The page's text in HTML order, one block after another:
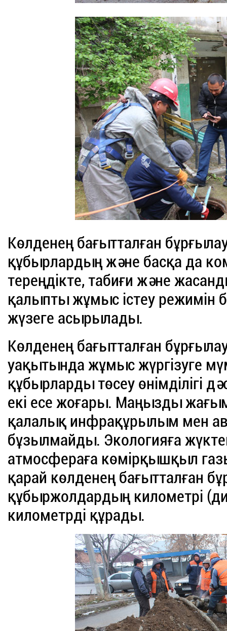
Көлденең бағытталған
құбырлардың және басқа да
тереңдікте, табиғи және
қалыпты жұмыс істеу режимін
жүзеге асырылады.
Көлденең бағытталған
уақытында жұмыс жүргізуге
құбырларды төсеу өнімділігі
екі есе жоғары. Маңызды
қалалық инфрақұрылым мен
бұзылмайды. Экологияға
атмосфераға көмірқышқыл
қарай көлденең бағытталған
құбыржолдардың километрі
километрді құрады.